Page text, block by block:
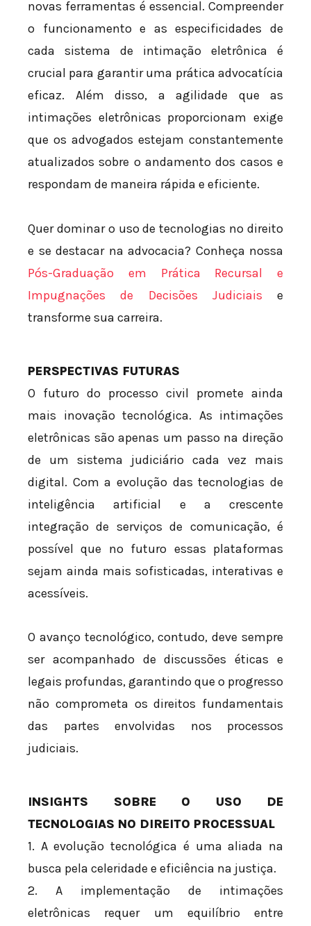
novas ferramentas é essencial. Compreender
o funcionamento e as especificidades de
cada sistema de intimação eletrônica é
crucial para garantir uma prática advocatícia
eficaz. Além disso, a agilidade que as
intimações eletrônicas proporcionam exige
que os advogados estejam constantemente
atualizados sobre o andamento dos casos e
respondam de maneira rápida e eficiente.
Quer dominar o uso de tecnologias no direito
e se destacar na advocacia? Conheça nossa
Pós-Graduação em Prática Recursal e
Impugnações de Decisões Judiciais e
transforme sua carreira.
PERSPECTIVAS FUTURAS
O futuro do processo civil promete ainda
mais inovação tecnológica. As intimações
eletrônicas são apenas um passo na direção
de um sistema judiciário cada vez mais
digital. Com a evolução das tecnologias de
inteligência artificial e a crescente
integração de serviços de comunicação, é
possível que no futuro essas plataformas
sejam ainda mais sofisticadas, interativas e
acessíveis.
O avanço tecnológico, contudo, deve sempre
ser acompanhado de discussões éticas e
legais profundas, garantindo que o progresso
não comprometa os direitos fundamentais
das partes envolvidas nos processos
judiciais.
INSIGHTS SOBRE O USO DE
TECNOLOGIAS NO DIREITO PROCESSUAL
1. A evolução tecnológica é uma aliada na
busca pela celeridade e eficiência na justiça.
2. A implementação de intimações
eletrônicas requer um equilíbrio entre